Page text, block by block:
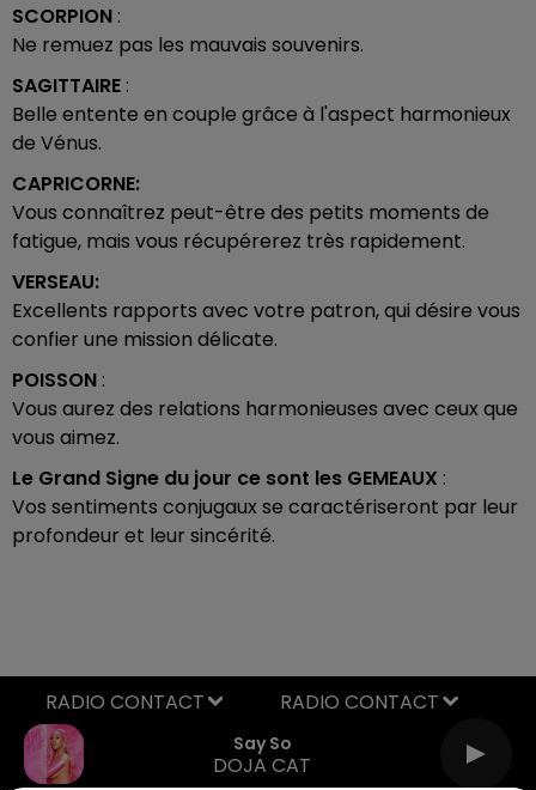
SCORPION :
Ne remuez pas les mauvais souvenirs.
SAGITTAIRE ­:
Belle entente en couple grâce à l'aspect harmonieux
de Vénus.
CAPRICORNE:
Vous connaîtrez peut-être des petits moments de
fatigue, mais vous récupérerez très rapidement.
VERSEAU:
Excellents rapports avec votre patron, qui désire vous
confier une mission délicate.
POISSON ­:
Vous aurez des relations harmonieuses avec ceux que
vous aimez.
Le Grand Signe du jour ce sont les GEMEAUX :
Vos sentiments conjugaux se caractériseront par leur
profondeur et leur sincérité.
Say So
DOJA CAT
RADIO CONTACT